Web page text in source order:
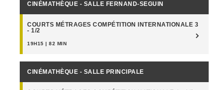
CINÉMATHÈQUE - SALLE FERNAND-SEGUIN
COURTS MÉTRAGES COMPÉTITION INTERNATIONALE 3
- 1/2
19H15 | 82 MIN
CINÉMATHÈQUE - SALLE PRINCIPALE